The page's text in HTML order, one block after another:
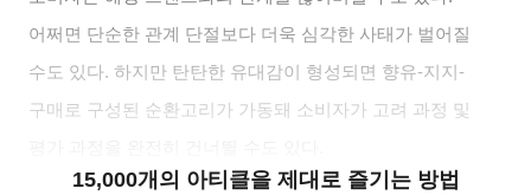
어쩌면 단순한 관계 단절보다 더욱 심각한 사태가 벌어질
수도 있다. 하지만 탄탄한 유대감이 형성되면 향유-지지-
구매로 구성된 순환고리가 가동돼 소비자가 고려 과정 및
15,000개의 아티클을 제대로 즐기는 방법